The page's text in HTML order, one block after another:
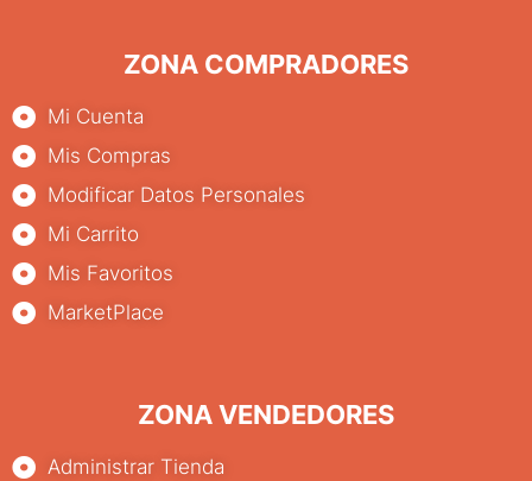
ZONA COMPRADORES
Mi Cuenta
Mis Compras
Modificar Datos Personales
Mi Carrito
Mis Favoritos
MarketPlace
ZONA VENDEDORES
Administrar Tienda